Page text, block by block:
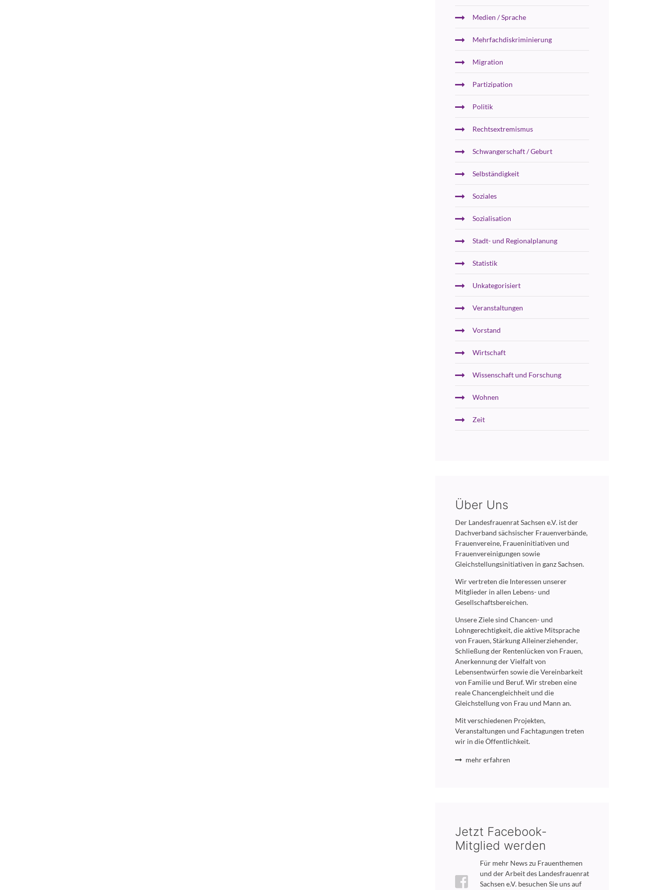
Medien / Sprache
Mehrfachdiskriminierung
Migration
Partizipation
Politik
Rechtsextremismus
Schwangerschaft / Geburt
Selbständigkeit
Soziales
Sozialisation
Stadt- und Regionalplanung
Statistik
Unkategorisiert
Veranstaltungen
Vorstand
Wirtschaft
Wissenschaft und Forschung
Wohnen
Zeit
Über Uns
Der Landesfrauenrat Sachsen e.V. ist der
Dachverband sächsischer Frauenverbände,
Frauenvereine, Fraueninitiativen und
Frauenvereinigungen sowie
Gleichstellungsinitiativen in ganz Sachsen.
Wir vertreten die Interessen unserer
Mitglieder in allen Lebens- und
Gesellschaftsbereichen.
Unsere Ziele sind Chancen- und
Lohngerechtigkeit, die aktive Mitsprache
von Frauen, Stärkung Alleinerziehender,
Schließung der Rentenlücken von Frauen,
Anerkennung der Vielfalt von
Lebensentwürfen sowie die Vereinbarkeit
von Familie und Beruf. Wir streben eine
reale Chancengleichheit und die
Gleichstellung von Frau und Mann an.
Mit verschiedenen Projekten,
Veranstaltungen und Fachtagungen treten
wir in die Öffentlichkeit.
mehr erfahren
Jetzt Facebook-
Mitglied werden
Für mehr News zu Frauenthemen
und der Arbeit des Landesfrauenrat
Sachsen e.V. besuchen Sie uns auf